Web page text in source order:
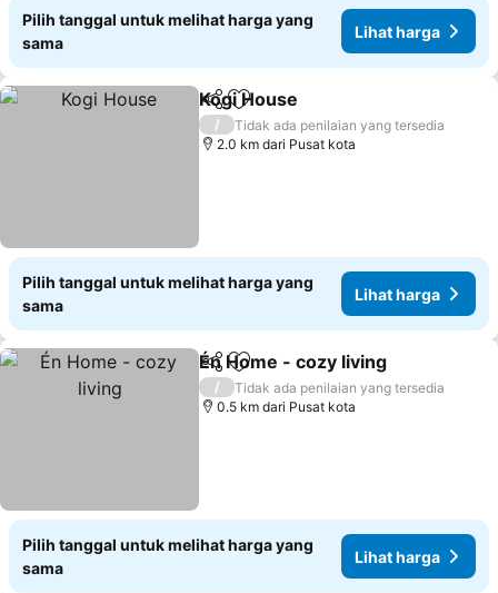
Pilih tanggal untuk melihat harga yang
sama
Lihat harga
BagikanTambahkan ke favorit
Kogi House
/
Tidak ada penilaian yang tersedia
2.0 km dari Pusat kota
Pilih tanggal untuk melihat harga yang
sama
Lihat harga
BagikanTambahkan ke favorit
Én Home - cozy living
/
Tidak ada penilaian yang tersedia
0.5 km dari Pusat kota
Pilih tanggal untuk melihat harga yang
sama
Lihat harga